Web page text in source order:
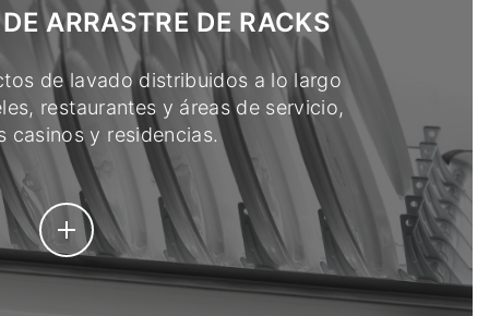
ARRASTRE DE RACKS
de lavado distribuidos a lo largo
restaurantes y áreas de servicio,
casinos y residencias.